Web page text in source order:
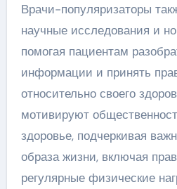
Врачи-популяризаторы
научные исследования и
помогая пациентам
информации и принять
относительно своего
мотивируют
здоровье, подчеркивая
образа жизни, включая
регулярные физические